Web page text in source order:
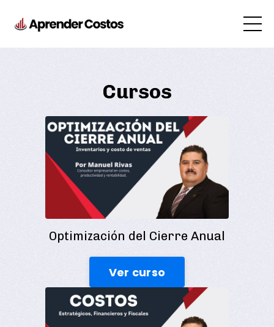
Cursos
Optimización del Cierre Anual
Ver curso